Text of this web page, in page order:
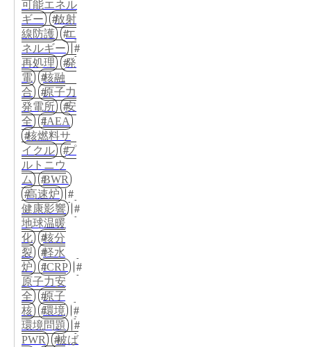
可能エネル
ギー
放射
線防護
エ
ネルギー
再処理
発
電
核融
合
原子力
発電所
安
全
IAEA
核燃料サ
イクル
プ
ルトニウ
ム
BWR
高速炉
健康影響
地球温暖
化
核分
裂
軽水
炉
ICRP
原子力安
全
原子
核
環境
環境問題
PWR
被ば